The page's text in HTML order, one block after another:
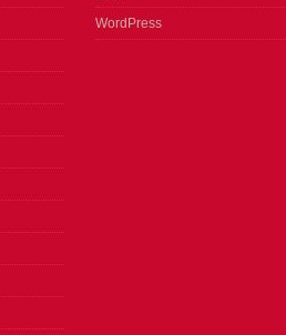
WordPress